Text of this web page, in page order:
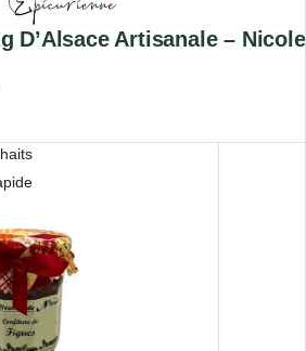
D’Alsace Artisanale – Nicole